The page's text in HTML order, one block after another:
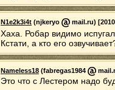
N1e2k3i4t (njkeryo mail.ru)
Хаха. Робар видимо
Кстати, а кто его
Nameless18 (fabregas1984
Это что с Лестером надо